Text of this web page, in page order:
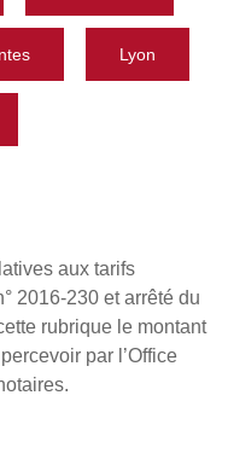
Lyon
aux tarifs
2016-230 et arrêté du
rubrique le montant
par l’Office